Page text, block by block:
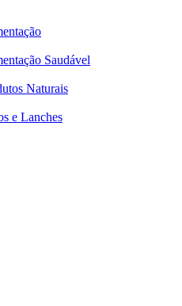
Saudável
Naturais
e Lanches